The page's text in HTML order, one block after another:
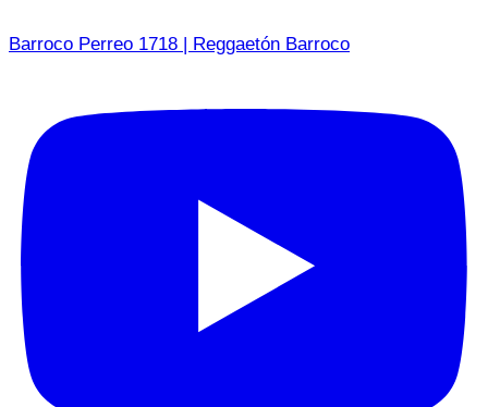
Barroco Perreo 1718 | Reggaetón Barroco